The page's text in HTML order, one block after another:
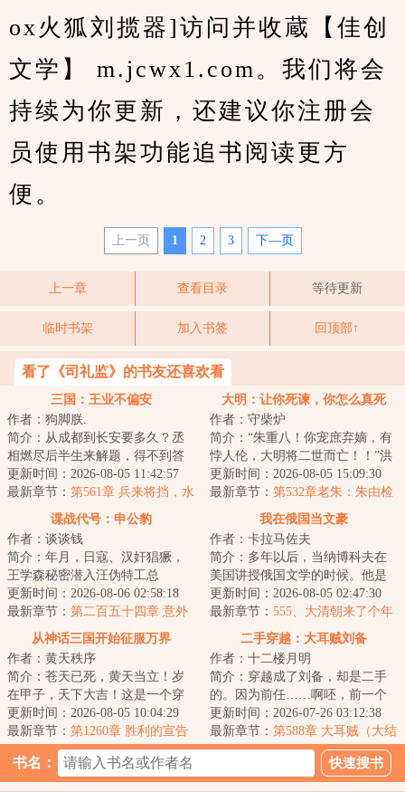
ox火狐刘揽器]访问并收蔵【佳创
文学】 m.jcwx1.com。我们将会
持续为你更新，还建议你注册会
员使用书架功能追书阅读更方
便。
上一页 1 2 3 下—页
上一章 查看目录 等待更新
临时书架 加入书签 回顶部↑
看了《司礼监》的书友还喜欢看
三国：王业不偏安
作者：狗脚朕.
简介：从成都到长安要多久？丞
相燃尽后半生来解题，得不到答
案。刘禅带着缅怀瞻仰之情，体
验了一趟传说中...
更新时间：2026-08-05 11:42:57
最新章节： 第561章 兵来将挡，水
大明：让你死谏，你怎么真死
作者：守柴炉
简介：“朱重八！你宠庶弃嫡，有
悖人伦，大明将二世而亡！！”洪
武二十五年九月，朱元璋欲立朱
允炆为皇太...
更新时间：2026-08-05 15:09:30
最新章节： 第532章老朱：朱由检
不是咱嫡系，咱的嫡系在哪？
【求月票啊】
谍战代号：申公豹
作者：谈谈钱
简介：年月，日寇、汉奸猖獗，
王学森秘密潜入汪伪特工总
部“号”，左右逢源，煽风点火，阳
奉阴违……丁墨...
更新时间：2026-08-06 02:58:18
最新章节： 第二百五十四章 意外
的收获
我在俄国当文豪
作者：卡拉马佐夫
简介：多年以后，当纳博科夫在
美国讲授俄国文学的时候。他是
如此这般操作的。他在黑漆漆的
屋子里先是打开...
更新时间：2026-08-05 02:47:30
最新章节： 555、大清朝来了个年
从神话三国开始征服万界
作者：黄天秩序
简介：苍天已死，黄天当立！岁
在甲子，天下大吉！这是一个穿
越者继承大贤良师传承，推翻腐
朽东汉帝国，建...
更新时间：2026-08-05 10:04:29
最新章节： 第1260章 胜利的宣告
二手穿越：大耳贼刘备
作者：十二楼月明
简介：穿越成了刘备，却是二手
的。因为前任……啊呸，前一个
穿越者也是穿越到刘备身上。前
任嗝屁了，我接...
更新时间：2026-07-26 03:12:38
最新章节： 第588章 大耳贼（大结
局）
书名：